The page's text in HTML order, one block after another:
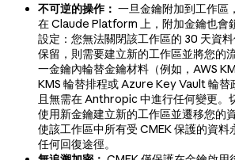
不可逆的操作： 一旦金鑰附加到工作區
在 Claude Platform 上，附加金鑰也會
設定：您無法關閉該工作區的 30 天資
保留，則需要建立新的工作區並將您的
一金鑰內輪替金鑰材料（例如，AWS
KMS 輪替排程或 Azure Key Vault 輪替
且無需在 Anthropic 中進行任何變更。
使用新金鑰建立新的工作區並遷移您的
使該工作區中所有受 CMEK 保護的資料
任何回復途徑。